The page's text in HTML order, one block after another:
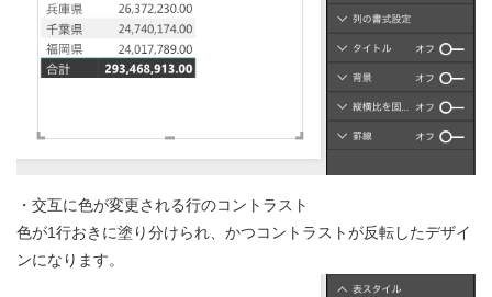
・交互に色が変更される行のコントラスト
色が1行おきに塗り分けられ、かつコントラストが反転したデザイ
ンになります。